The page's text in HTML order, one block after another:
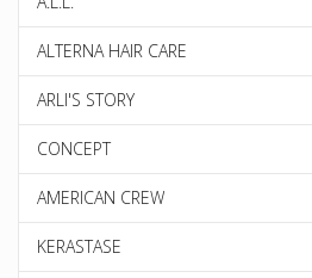
ALTERNA HAIR CARE
ARLI'S STORY
CONCEPT
AMERICAN CREW
KERASTASE